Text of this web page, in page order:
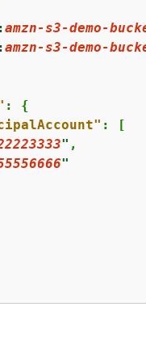
amzn-s3-demo-
amzn-s3-demo-
: {
: [
" ,
"